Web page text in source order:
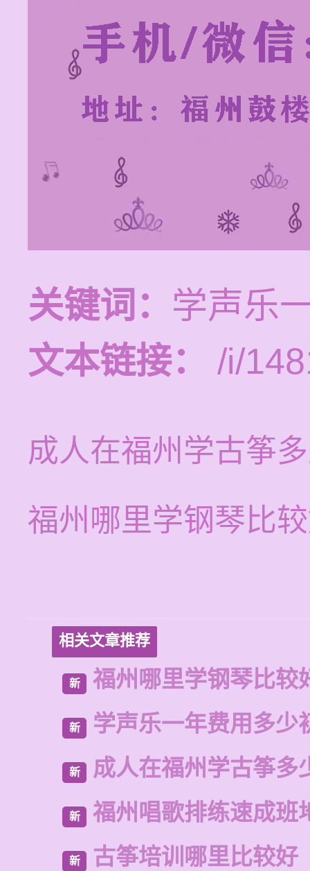
关键词： 学声乐
文本链接：
/i/
成人在福州学古筝
福州哪里学钢琴比
相关文章推荐
新 福州哪里学钢琴比较
新 学声乐一年费用多少
新 成人在福州学古筝多
新 福州唱歌排练速成班
新 古筝培训哪里比较好